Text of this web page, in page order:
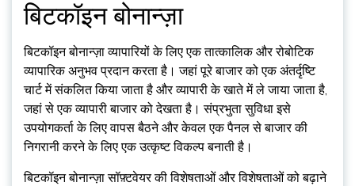
बिटकॉइन बोनान्ज़ा
बिटकॉइन बोनान्ज़ा व्यापारियों के लिए एक तात्कालिक और रोबोटिक
व्यापारिक अनुभव प्रदान करता है। जहां पूरे बाजार को एक अंतर्दृष्टि
चार्ट में संकलित किया जाता है और व्यापारी के खाते में ले जाया जाता है,
जहां से एक व्यापारी बाजार को देखता है। संप्रभुता सुविधा इसे
उपयोगकर्ता के लिए वापस बैठने और केवल एक पैनल से बाजार की
निगरानी करने के लिए एक उत्कृष्ट विकल्प बनाती है।
बिटकॉइन बोनान्ज़ा सॉफ़्टवेयर की विशेषताओं और विशेषताओं को बढ़ाने